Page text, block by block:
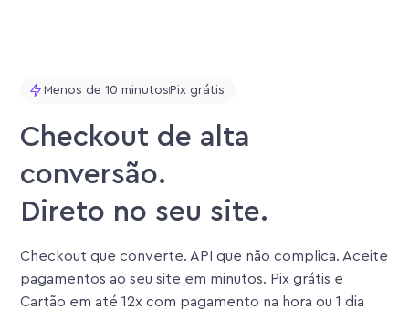
Menos de 10 minutosPix grátis
Checkout de alta
conversão.
Direto no seu site.
Checkout que converte. API que não complica. Aceite
pagamentos ao seu site em minutos. Pix grátis e
Cartão em até 12x com pagamento na hora ou 1 dia